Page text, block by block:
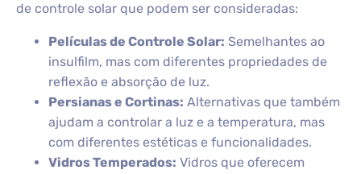
de controle solar que podem ser consideradas:
Películas de Controle Solar: Semelhantes ao
insulfilm, mas com diferentes propriedades de
reflexão e absorção de luz.
Persianas e Cortinas: Alternativas que também
ajudam a controlar a luz e a temperatura, mas
com diferentes estéticas e funcionalidades.
Vidros Temperados: Vidros que oferecem